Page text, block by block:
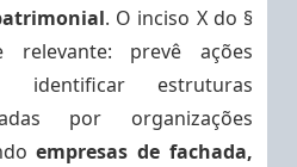
. O inciso X do §
relevante: prevê ações
identificar estruturas
por organizações
empresas de fachada,